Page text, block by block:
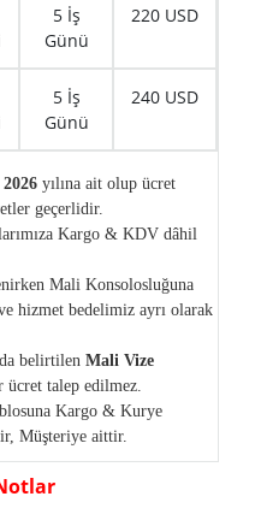
5 İş
Günü
220 USD
5 İş
Günü
240 USD
yılına ait olup ücret
geçerlidir.
Kargo & KDV dâhil
Mali Konsolosluğuna
hizmet bedelimiz ayrı olarak
belirtilen Mali Vize
ücret talep edilmez.
Kargo & Kurye
Müşteriye aittir.